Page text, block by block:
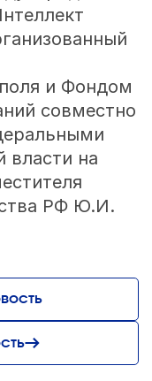
и Фондом
совместно
власти на
РФ Ю.И.